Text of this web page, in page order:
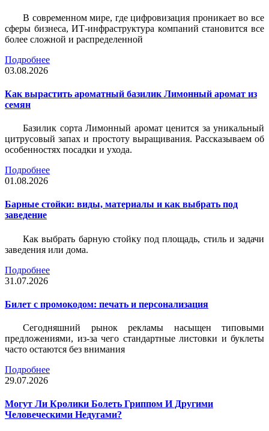
В современном мире, где цифровизация проникает во все
сферы бизнеса, ИТ-инфраструктура компаний становится все
более сложной и распределенной
Подробнее
03.08.2026
Как вырастить ароматный базилик Лимонный аромат из
семян
Базилик сорта Лимонный аромат ценится за уникальный
цитрусовый запах и простоту выращивания. Рассказываем об
особенностях посадки и ухода.
Подробнее
01.08.2026
Барные стойки: виды, материалы и как выбрать под
заведение
Как выбрать барную стойку под площадь, стиль и задачи
заведения или дома.
Подробнее
31.07.2026
Билет c промокодом: печать и персонализация
Сегодняшний рынок рекламы насыщен типовыми
предложениями, из-за чего стандартные листовки и буклеты
часто остаются без внимания
Подробнее
29.07.2026
Могут Ли Кролики Болеть Гриппом И Другими
Человеческими Недугами?